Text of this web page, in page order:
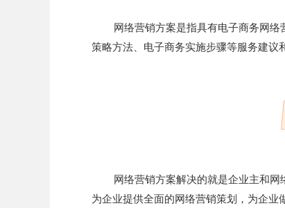
网络营销方案是指具有电子商务网
策略方法、电子商务实施步骤等服务建
网络营销方案解决的就是企业主和
为企业提供全面的网络营销策划，为企